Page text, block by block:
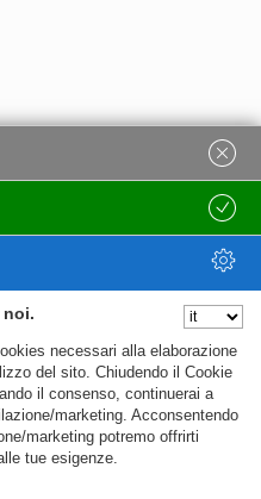
noi.
necessari alla elaborazione
del sito. Chiudendo il Cookie
il consenso, continuerai a
marketing. Acconsentendo
marketing potremo offrirti
tue esigenze.